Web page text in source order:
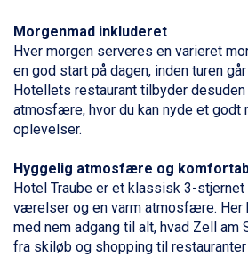
Passo Tonale fra DKK 3.795
Saalbach fra DKK 5.945
Champoluc fra DKK 3.795
Sestriere fra DKK 4.395
Wagrain fra DKK 4.645
Ischgl fra DKK 7.095
St. Anton fra DKK 7.245
Zell am See fra DKK 4.095
Canazei fra DKK 4.745
Livigno fra DKK 4.145
Ponte di Legno fra DKK 4.745
Morgenmad inkluderet
Hver morgen serveres en varieret
en god start på dagen, inden turen
Hotellets restaurant tilbyder
atmosfære, hvor du kan nyde et godt
oplevelser.
Hyggelig atmosfære og
Hotel Traube er et klassisk 3-
værelser og en varm atmosfære. Her
med nem adgang til alt, hvad Zell am
fra skiløb og shopping til restauranter